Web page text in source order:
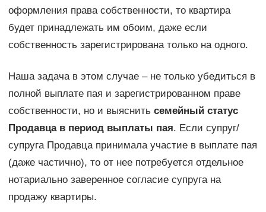
оформления права собственности, то квартира
будет принадлежать им обоим, даже если
собственность зарегистрирована только на одного.
Наша задача в этом случае – не только убедиться в
полной выплате пая и зарегистрированном праве
собственности, но и выяснить семейный статус
Продавца в период выплаты пая. Если супруг/
супруга Продавца принимала участие в выплате пая
(даже частично), то от нее потребуется отдельное
нотариально заверенное согласие супруга на
продажу квартиры.